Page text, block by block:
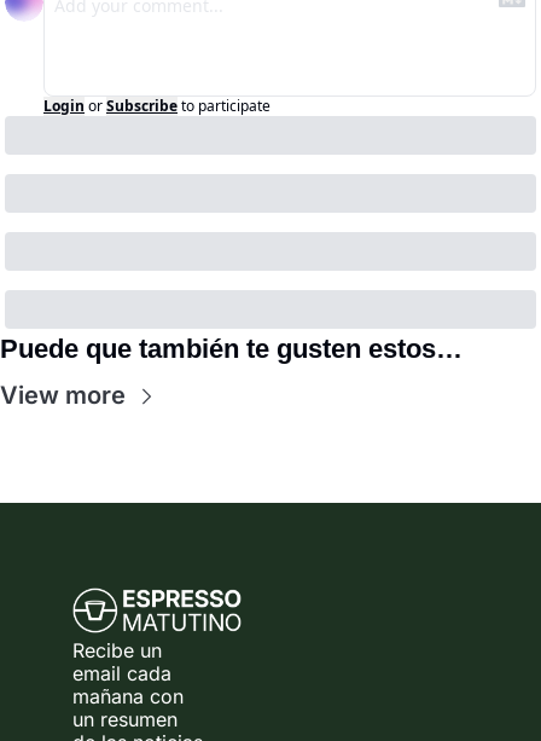
Login orSubscribeto participate
Puede que también te gusten estos…
View more
Recibe un
email cada
mañana con
un resumen